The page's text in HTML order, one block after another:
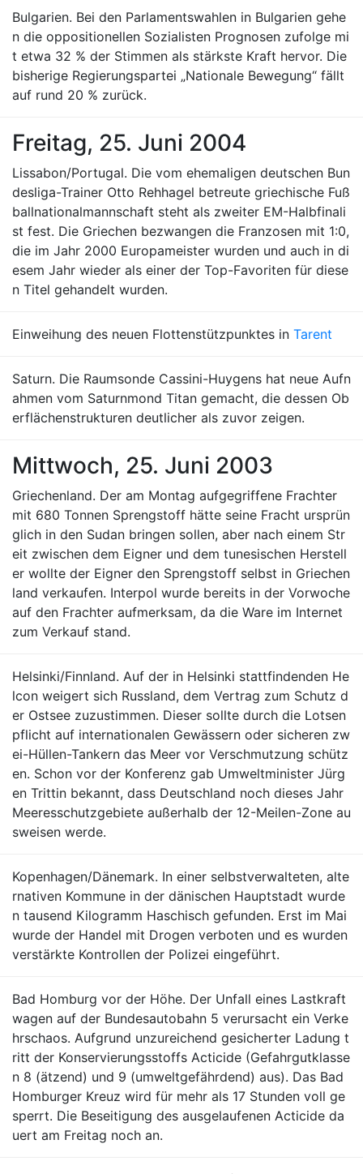
Bulgarien. Bei den Parlamentswahlen in Bulgarien gehe
n die oppositionellen Sozialisten Prognosen zufolge mi
t etwa 32 % der Stimmen als stärkste Kraft hervor. Die
bisherige Regierungspartei „Nationale Bewegung“ fällt
auf rund 20 % zurück.
Freitag, 25. Juni 2004
Lissabon/Portugal. Die vom ehemaligen deutschen Bun
desliga-Trainer Otto Rehhagel betreute griechische Fuß
ballnationalmannschaft steht als zweiter EM-Halbfinali
st fest. Die Griechen bezwangen die Franzosen mit 1:0,
die im Jahr 2000 Europameister wurden und auch in di
esem Jahr wieder als einer der Top-Favoriten für diese
n Titel gehandelt wurden.
Einweihung des neuen Flottenstützpunktes in Tarent
Saturn. Die Raumsonde Cassini-Huygens hat neue Aufn
ahmen vom Saturnmond Titan gemacht, die dessen Ob
erflächenstrukturen deutlicher als zuvor zeigen.
Mittwoch, 25. Juni 2003
Griechenland. Der am Montag aufgegriffene Frachter
mit 680 Tonnen Sprengstoff hätte seine Fracht ursprün
glich in den Sudan bringen sollen, aber nach einem Str
eit zwischen dem Eigner und dem tunesischen Herstell
er wollte der Eigner den Sprengstoff selbst in Griechen
land verkaufen. Interpol wurde bereits in der Vorwoche
auf den Frachter aufmerksam, da die Ware im Internet
zum Verkauf stand.
Helsinki/Finnland. Auf der in Helsinki stattfindenden He
lcon weigert sich Russland, dem Vertrag zum Schutz d
er Ostsee zuzustimmen. Dieser sollte durch die Lotsen
pflicht auf internationalen Gewässern oder sicheren zw
ei-Hüllen-Tankern das Meer vor Verschmutzung schütz
en. Schon vor der Konferenz gab Umweltminister Jürg
en Trittin bekannt, dass Deutschland noch dieses Jahr
Meeresschutzgebiete außerhalb der 12-Meilen-Zone au
sweisen werde.
Kopenhagen/Dänemark. In einer selbstverwalteten, alte
rnativen Kommune in der dänischen Hauptstadt wurde
n tausend Kilogramm Haschisch gefunden. Erst im Mai
wurde der Handel mit Drogen verboten und es wurden
verstärkte Kontrollen der Polizei eingeführt.
Bad Homburg vor der Höhe. Der Unfall eines Lastkraft
wagen auf der Bundesautobahn 5 verursacht ein Verke
hrschaos. Aufgrund unzureichend gesicherter Ladung t
ritt der Konservierungsstoffs Acticide (Gefahrgutklasse
n 8 (ätzend) und 9 (umweltgefährdend) aus). Das Bad
Homburger Kreuz wird für mehr als 17 Stunden voll ge
sperrt. Die Beseitigung des ausgelaufenen Acticide da
uert am Freitag noch an.